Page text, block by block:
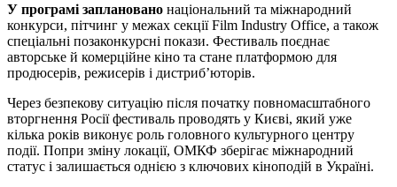
У програмі заплановано національний та міжнародний
конкурси, пітчинг у межах секції Film Industry Office, а також
спеціальні позаконкурсні покази. Фестиваль поєднає
авторське й комерційне кіно та стане платформою для
продюсерів, режисерів і дистриб’юторів.
Через безпекову ситуацію після початку повномасштабного
вторгнення Росії фестиваль проводять у Києві, який уже
кілька років виконує роль головного культурного центру
події. Попри зміну локації, ОМКФ зберігає міжнародний
статус і залишається однією з ключових кіноподій в Україні.